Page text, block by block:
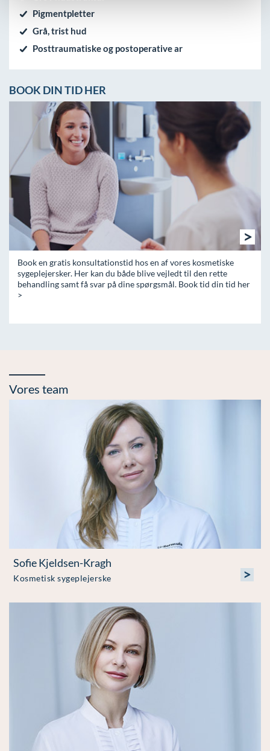
Pigmentpletter
Grå, trist hud
Posttraumatiske og postoperative ar
BOOK DIN TID HER
>
Book en gratis konsultationstid hos en af vores kosmetiske
sygeplejersker. Her kan du både blive vejledt til den rette
behandling samt få svar på dine spørgsmål. Book tid din tid her
>
Vores team
Sofie Kjeldsen-Kragh
Kosmetisk sygeplejerske >